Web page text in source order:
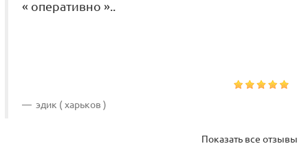
« оперативно »..
эдик ( харьков )
Показать все отзывы